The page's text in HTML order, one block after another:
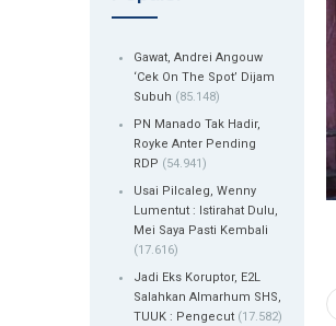
Gawat, Andrei Angouw
‘Cek On The Spot’ Dijam
Subuh (85.148)
PN Manado Tak Hadir,
Royke Anter Pending
RDP (54.941)
Usai Pilcaleg, Wenny
Lumentut : Istirahat Dulu,
Mei Saya Pasti Kembali
(17.616)
Jadi Eks Koruptor, E2L
Salahkan Almarhum SHS,
TUUK : Pengecut (17.582)